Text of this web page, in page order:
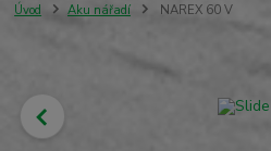
Úvod Aku nářadí NAREX 60 V